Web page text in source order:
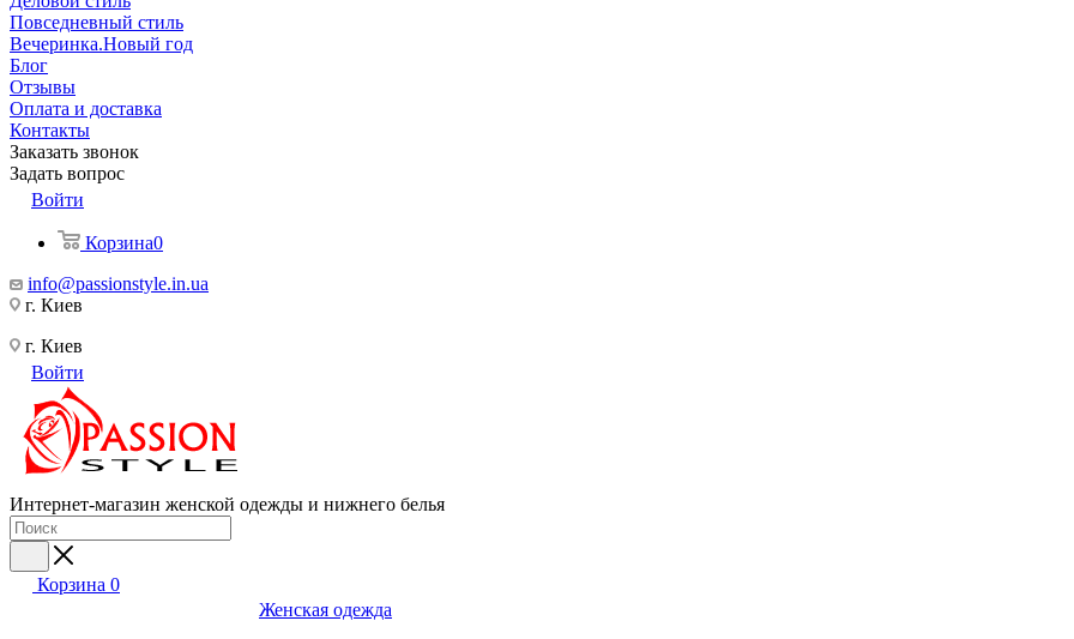
Повседневный стиль
Вечеринка.Новый год
Блог
Отзывы
Оплата и доставка
Контакты
Заказать звонок
Задать вопрос
Войти
Корзина0
info@passionstyle.in.ua
г. Киев
г. Киев
Войти
Интернет-магазин женской одежды и нижнего белья
Корзина 0
Женская одежда